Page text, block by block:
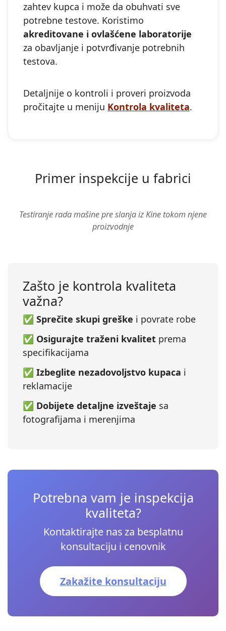
zahtev kupca i može da obuhvati sve
potrebne testove. Koristimo
akreditovane i ovlašćene laboratorije
za obavljanje i potvrđivanje potrebnih
testova.
Detaljnije o kontroli i proveri proizvoda
pročitajte u meniju Kontrola kvaliteta.
Primer inspekcije u fabrici
▶
Testiranje rada mašine pre slanja iz Kine tokom njene
proizvodnje
Zašto je kontrola kvaliteta
važna?
✅ Sprečite skupi greške i povrate robe
✅ Osigurajte traženi kvalitet prema
specifikacijama
✅ Izbeglite nezadovoljstvo kupaca i
reklamacije
✅ Dobijete detaljne izveštaje sa
fotografijama i merenjima
Potrebna vam je inspekcija
kvaliteta?
Kontaktirajte nas za besplatnu
konsultaciju i cenovnik
Zakažite konsultaciju